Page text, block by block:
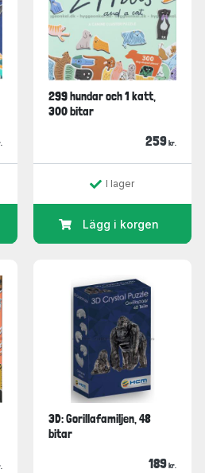
299 hundar och 1 katt,
300 bitar
259 kr.
I lager
Lägg i korgen
3D: Gorillafamiljen, 48
bitar
189 kr.